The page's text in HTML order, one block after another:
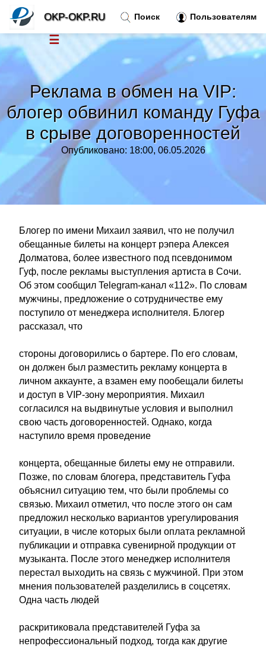
Реклама в обмен на VIP:
блогер обвинил команду Гуфа
в срыве договоренностей
Опубликовано: 18:00, 06.05.2026
Блогер по имени Михаил заявил, что не получил
обещанные билеты на концерт рэпера Алексея
Долматова, более известного под псевдонимом
Гуф, после рекламы выступления артиста в Сочи.
Об этом сообщил Telegram-канал «112». По словам
мужчины, предложение о сотрудничестве ему
поступило от менеджера исполнителя. Блогер
рассказал, что
стороны договорились о бартере. По его словам,
он должен был разместить рекламу концерта в
личном аккаунте, а взамен ему пообещали билеты
и доступ в VIP‑зону мероприятия. Михаил
согласился на выдвинутые условия и выполнил
свою часть договоренностей. Однако, когда
наступило время проведение
концерта, обещанные билеты ему не отправили.
Позже, по словам блогера, представитель Гуфа
объяснил ситуацию тем, что были проблемы со
связью. Михаил отметил, что после этого он сам
предложил несколько вариантов урегулирования
ситуации, в числе которых были оплата рекламной
публикации и отправка сувенирной продукции от
музыканта. После этого менеджер исполнителя
перестал выходить на связь с мужчиной. При этом
мнения пользователей разделились в соцсетях.
Одна часть людей
раскритиковала представителей Гуфа за
непрофессиональный подход, тогда как другие
Поиск Пользователям
OKP-OKP.RU
☰
Новости
Тренды новостей»
Рубрики»
Правила »
Контакт»